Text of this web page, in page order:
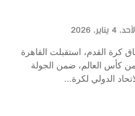
4 يناير، 2026
القدم، استقبلت القاهرة
من كأس العالم، ضمن الجولة
الدولي لكرة...